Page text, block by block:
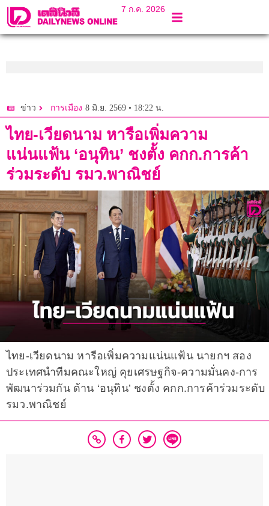
7 ก.ค. 2026
ข่าว การเมือง 8 มิ.ย. 2569 • 18:22 น.
ไทย-เวียดนาม หารือเพิ่มความ
แน่นแฟ้น ‘อนุทิน’ ชงตั้ง คกก.การค้า
ร่วมระดับ รมว.พาณิชย์
ไทย-เวียดนาม หารือเพิ่มความแน่นแฟ้น นายกฯ สอง
ประเทศนำทีมคณะใหญ่ คุยเศรษฐกิจ-ความมั่นคง-การ
พัฒนาร่วมกัน ด้าน ‘อนุทิน’ ชงตั้ง คกก.การค้าร่วมระดับ
รมว.พาณิชย์